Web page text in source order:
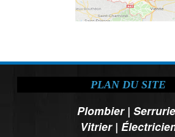
PLAN DU SITE
Plombier|
Vitrier|